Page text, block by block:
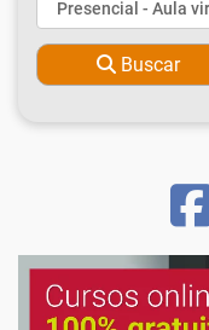
Buscar